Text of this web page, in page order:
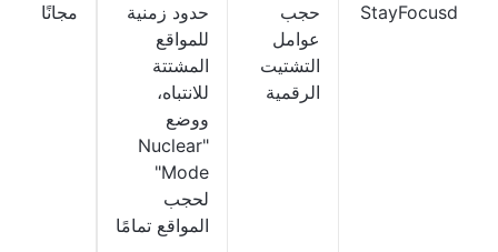
StayFocusd
حجب
عوامل
التشتيت
الرقمية
حدود زمنية
للمواقع
المشتتة
للانتباه،
ووضع
"Nuclear
Mode"
لحجب
المواقع تمامًا
مجانًا